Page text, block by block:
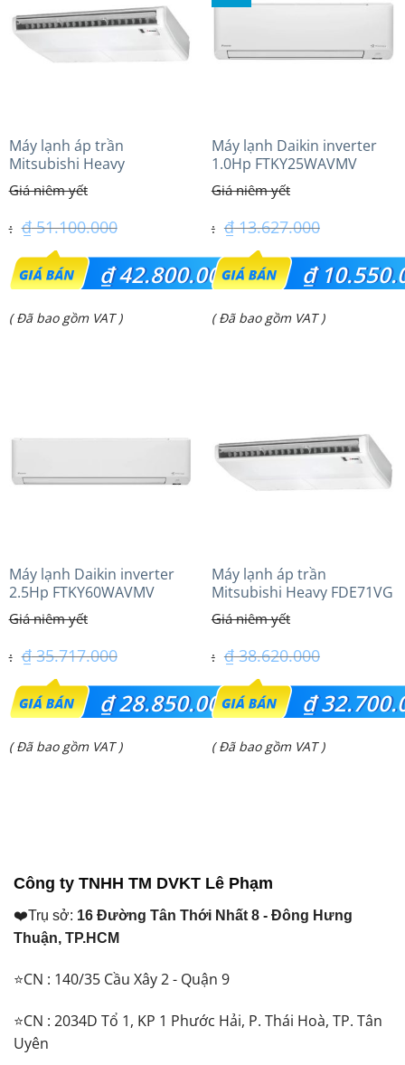
₫ 6.850.000.
Máy lạnh áp trần
Mitsubishi Heavy
FDE100VG (4.0Hp) Cao cấp
– 3 Pha
₫51.100.000
Giá
gốc
là:
₫42.800.000
Giá
₫ 42.800.000.
( Đã bao gồm VAT )
Máy lạnh Daikin inverter
1.0Hp FTKY25WAVMV
₫13.627.000
Giá
gốc
là:
₫
Giá
₫ 10.550.000.
( Đã bao gồm VAT )
Máy lạnh Daikin inverter
2.5Hp FTKY60WAVMV
₫35.717.000
Giá
gốc
là:
₫28.850.000
Giá
( Đã bao gồm VAT )
Máy lạnh áp trần
Mitsubishi Heavy FDE71VG
(3.0Hp) Tiêu chuẩn
₫38.620.000
Giá
gốc
là:
₫
Giá
( Đã bao gồm VAT )
Công ty TNHH TM DVKT Lê Phạm
❤️Trụ sở: 16 Đường Tân Thới Nhất 8 - Đông Hưng
Thuận, TP.HCM
⭐CN : 140/35 Cầu Xây 2 - Quận 9
⭐CN : 2034D Tổ 1, KP 1 Phước Hải, P. Thái Hoà, TP. Tân
Uyên